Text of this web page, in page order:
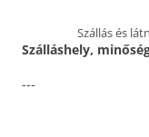
Szállás és
Szálláshely,
---